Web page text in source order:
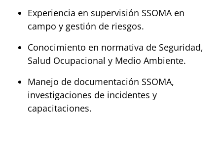
Experiencia en supervisión SSOMA en
campo y gestión de riesgos.
Conocimiento en normativa de Seguridad,
Salud Ocupacional y Medio Ambiente.
Manejo de documentación SSOMA,
investigaciones de incidentes y
capacitaciones.